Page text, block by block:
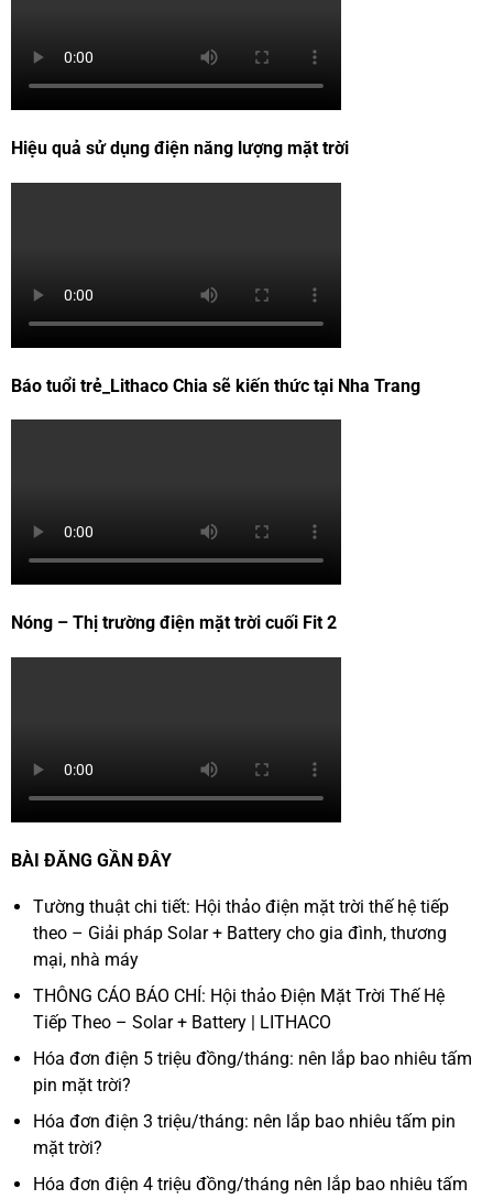
Hiệu quả sử dụng điện năng lượng mặt trời
Báo tuổi trẻ_Lithaco Chia sẽ kiến thức tại Nha Trang
Nóng – Thị trường điện mặt trời cuối Fit 2
BÀI ĐĂNG GẦN ĐÂY
Tường thuật chi tiết: Hội thảo điện mặt trời thế hệ tiếp
theo – Giải pháp Solar + Battery cho gia đình, thương
mại, nhà máy
THÔNG CÁO BÁO CHÍ: Hội thảo Điện Mặt Trời Thế Hệ
Tiếp Theo – Solar + Battery | LITHACO
Hóa đơn điện 5 triệu đồng/tháng: nên lắp bao nhiêu tấm
pin mặt trời?
Hóa đơn điện 3 triệu/tháng: nên lắp bao nhiêu tấm pin
mặt trời?
Hóa đơn điện 4 triệu đồng/tháng nên lắp bao nhiêu tấm